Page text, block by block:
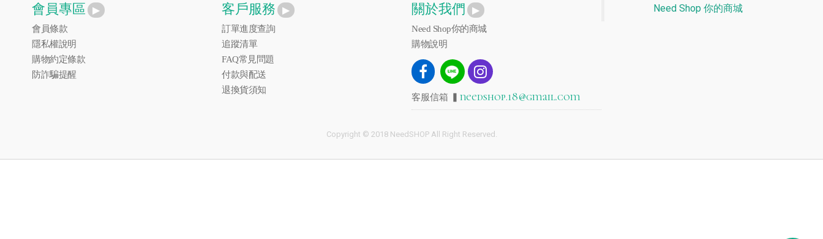
會員專區
會員條款
隱私權說明
購物約定條款
防詐騙提醒
客戶服務
訂單進度查詢
追蹤清單
FAQ常見問題
付款與配送
退換貨須知
關於我們
Need Shop你的商城
購物說明
客服信箱 ▍ needshop.18@gmail.com
Need Shop 你的商城
Copyright © 2018 NeedSHOP All Right Reserved.